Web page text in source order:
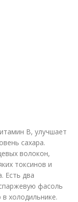
В, улучшает
сахара.
волокон,
токсинов и
Есть два
фасоль
в холодильнике.